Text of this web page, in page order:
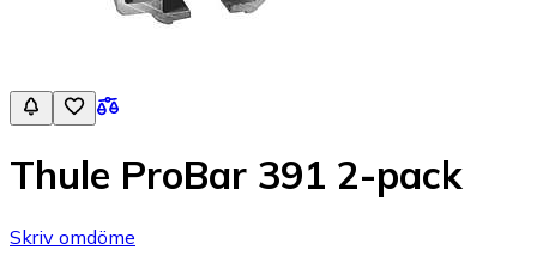
Thule ProBar 391 2-pack
Skriv omdöme